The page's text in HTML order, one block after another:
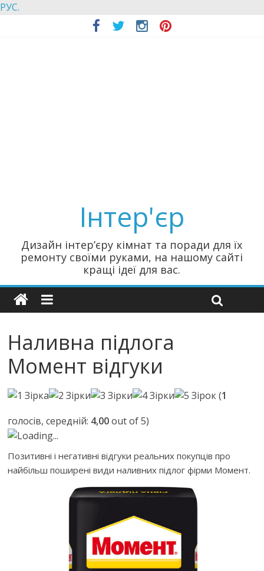
РУС.
Інтер'єр
Дизайн інтер’єру кімнат та поради для їх
ремонту своїми руками, на нашому сайті
кращі ідеї для вас.
Наливна підлога
Момент відгуки
(1
голосів, середній: 4,00out of 5)
Loading...
Позитивні і негативні відгуки реальних покупців про
найбільш поширені види наливних підлог фірми Момент.